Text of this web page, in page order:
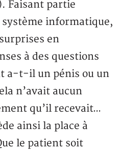
Faisant partie
informatique,
en
à des questions
a-t-il un pénis ou un
n’avait aucun
qu’il recevait…
ainsi la place à
le patient soit